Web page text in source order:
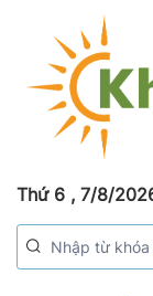
Thứ 6 , 7/8/